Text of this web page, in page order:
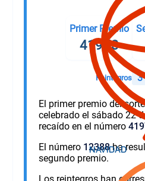
Primer Premio
41973
Reintegros 3
El primer premio del
celebrado el sábado 22
recaído en el número
El número 12388ha
segundo premio.